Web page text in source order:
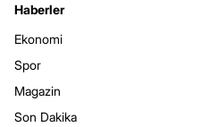
Haberler
Ekonomi
Spor
Magazin
Son Dakika